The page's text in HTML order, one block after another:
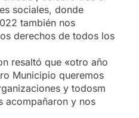
sociales, donde
también nos
derechos de todos los
resaltó que «otro año
Municipio queremos
y todosm
acompañaron y nos